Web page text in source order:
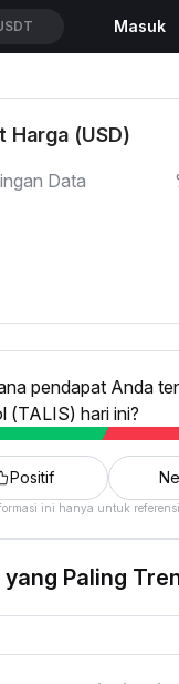
Masuk
Harga (USD)
Data
pendapat Anda
(TALIS) hari ini?
Positif
ini hanya untuk referensi.
Paling